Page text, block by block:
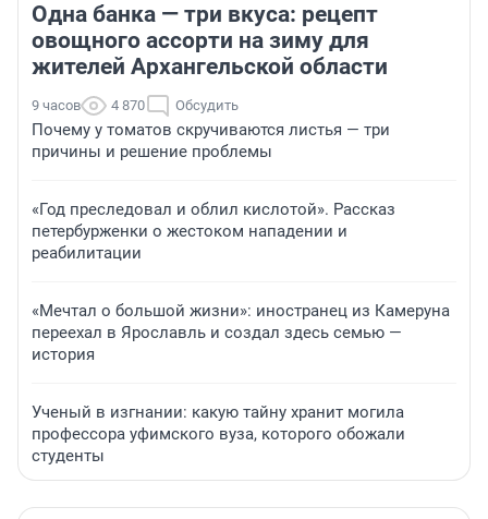
Одна банка — три вкуса: рецепт
овощного ассорти на зиму для
жителей Архангельской области
9 часов 4 870 Обсудить
Почему у томатов скручиваются листья — три
причины и решение проблемы
«Год преследовал и облил кислотой». Рассказ
петербурженки о жестоком нападении и
реабилитации
«Мечтал о большой жизни»: иностранец из Камеруна
переехал в Ярославль и создал здесь семью —
история
Ученый в изгнании: какую тайну хранит могила
профессора уфимского вуза, которого обожали
студенты